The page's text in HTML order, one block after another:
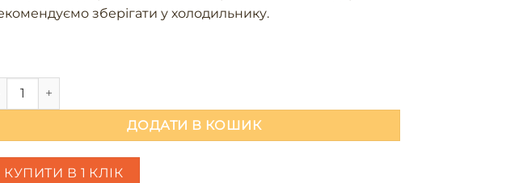
зберігати у холодильнику.
молочний шоколад із лавандою кількість
ДОДАТИ В КОШИК
КУПИТИ В 1 КЛІК